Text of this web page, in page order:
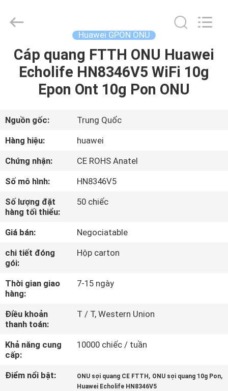
TRANG
CHỦ
SẢN
PHẨM
CHÚNG
TÔI
THAM
QUAN
MÁY
KIỂM
SOÁT
CHẤT
LƯỢNG
LIMITED.
Reserved.
Huawei GPON ONU
Cáp quang FTTH ONU Huawei
Echolife HN8346V5 WiFi 10g
Epon Ont 10g Pon ONU
Nguồn gốc:
Trung Quốc
Hàng hiệu:
huawei
Chứng nhận:
CE ROHS Anatel
Số mô hình:
HN8346V5
Số lượng đặt
hàng tối thiểu:
50 chiếc
Giá bán:
Negociatable
chi tiết đóng
gói:
Hộp carton
Thời gian giao
hàng:
7-15 ngày
Điều khoản
thanh toán:
T / T, Western Union
Khả năng cung
cấp:
10000 chiếc / tuần
Điểm nổi bật: ONU sợi quang CE FTTH , ONU sợi quang 10g Pon,
Huawei Echolife HN8346V5